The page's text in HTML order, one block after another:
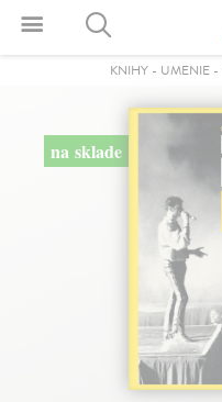
KNIHY - UMENIE -
na sklade